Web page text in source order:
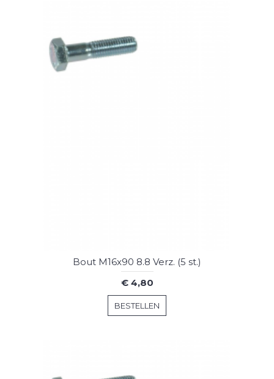
Bout M16x90 8.8 Verz. (5 st.)
€ 4,80
BESTELLEN